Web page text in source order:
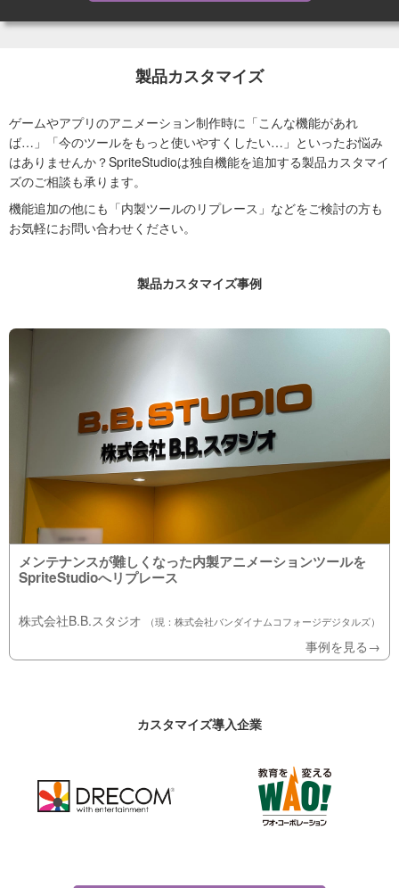
製品カスタマイズ
ゲームやアプリのアニメーション制作時に「こんな機能があれ
ば…」「今のツールをもっと使いやすくしたい…」といったお悩み
はありませんか？SpriteStudioは独自機能を追加する製品カスタマイ
ズのご相談も承ります。
機能追加の他にも「内製ツールのリプレース」などをご検討の方も
お気軽にお問い合わせください。
製品カスタマイズ事例
メンテナンスが難しくなった内製アニメーションツールを
SpriteStudioへリプレース
株式会社B.B.スタジオ （現：株式会社バンダイナムコフォージデジタルズ）
事例を見る→
カスタマイズ導入企業